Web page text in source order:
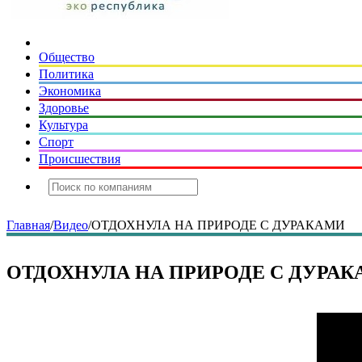
Общество
Политика
Экономика
Здоровье
Культура
Спорт
Происшествия
Главная/Видео/ОТДОХНУЛА НА ПРИРОДЕ С ДУРАКАМИ
ОТДОХНУЛА НА ПРИРОДЕ С